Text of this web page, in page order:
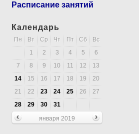
Расписание занятий
Календарь
Пн Вт Ср Чт Пт Сб
Вс
1
2 3 4 5
6
7
8 9 10 11 12
13
14
15 16 17 18 19
20
21
22 23 24 25 26
27
28
29 30
31
января 2019